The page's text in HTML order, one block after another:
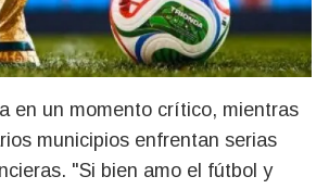
en un momento crítico, mientras
municipios enfrentan serias
"Si bien amo el fútbol y